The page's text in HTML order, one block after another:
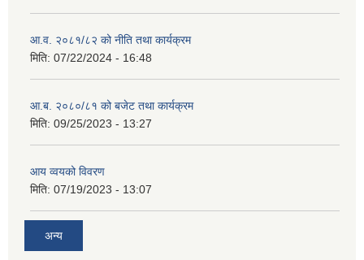
आ.व. २०८१/८२ को नीति तथा कार्यक्रम
मिति: 07/22/2024 - 16:48
आ.ब. २०८०/८१ को बजेट तथा कार्यक्रम
मिति: 09/25/2023 - 13:27
आय व्वयको विवरण
मिति: 07/19/2023 - 13:07
अन्य